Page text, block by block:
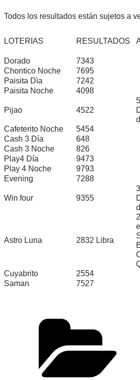
Todos los resultados están sujetos a
LOTERIAS RESULTADOS
Dorado
7343
Chontico Noche
7695
Paisita Dìa
7242
Paisita Noche
4098
Pijao 4522
Cafeterito Noche
5454
Cash 3 Día
648
Cash 3 Noche
826
Play4 Día
9473
Play 4 Noche
9793
Evening
7288
Win four 9355
Astro Luna 2832 Libra
Cuyabrito
2554
Saman
7527